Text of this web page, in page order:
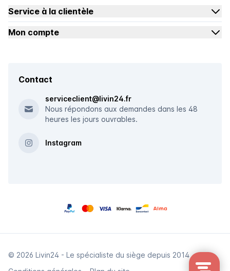
Service à la clientèle
Mon compte
Contact
serviceclient@livin24.fr
Nous répondons aux demandes dans les 48
heures les jours ouvrables.
Instagram
© 2026 Livin24 - Le spécialiste du siège depuis 2014